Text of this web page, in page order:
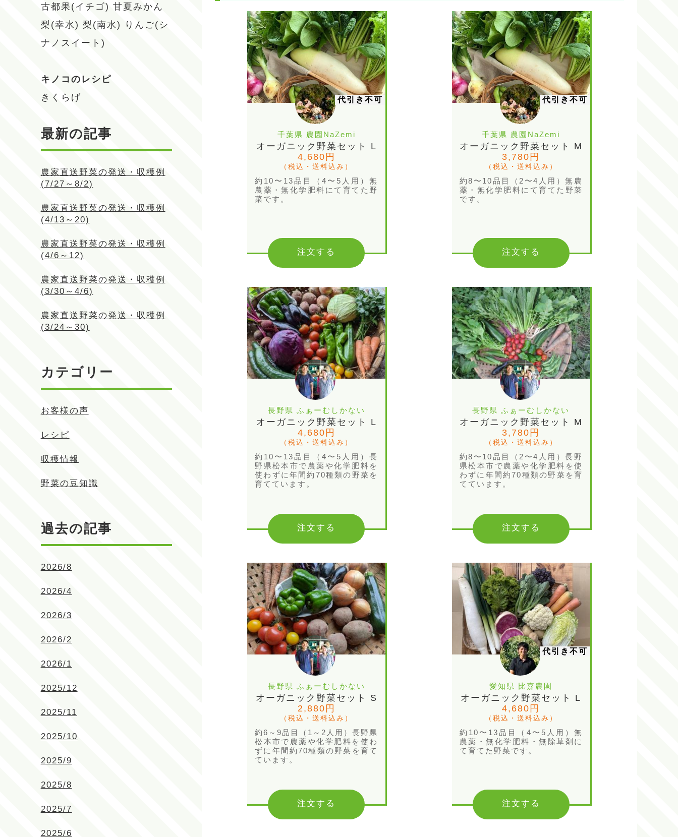
古都果(イチゴ) 甘夏みかん
梨(幸水) 梨(南水)
りんご(シ
ナノスイート)
キノコのレシピ
きくらげ
最新の記事
農家直送野菜の発送・収穫例
(7/27～8/2)
農家直送野菜の発送・収穫例
(4/13～20)
農家直送野菜の発送・収穫例
(4/6～12)
農家直送野菜の発送・収穫例
(3/30～4/6)
農家直送野菜の発送・収穫例
(3/24～30)
カテゴリー
お客様の声
レシピ
収穫情報
野菜の豆知識
過去の記事
2026/8
2026/4
2026/3
2026/2
2026/1
2025/12
2025/11
2025/10
2025/9
2025/8
2025/7
2025/6
代引き不可
千葉県 農園NaZemi
オーガニック野菜セット L
4,680円
（税込・送料込み）
約10〜13品目（4〜5人用）無
農薬・無化学肥料にて育てた野
菜です。
注文する
代引き不可
千葉県 農園NaZemi
オーガニック野菜セット M
3,780円
（税込・送料込み）
約8〜10品目（2〜4人用）無農
薬・無化学肥料にて育てた野菜
です。
注文する
長野県 ふぁーむしかない
オーガニック野菜セット L
4,680円
（税込・送料込み）
約10〜13品目（4〜5人用）長
野県松本市で農薬や化学肥料を
使わずに年間約70種類の野菜を
育てています。
注文する
長野県 ふぁーむしかない
オーガニック野菜セット M
3,780円
（税込・送料込み）
約8〜10品目（2〜4人用）長野
県松本市で農薬や化学肥料を使
わずに年間約70種類の野菜を育
てています。
注文する
長野県 ふぁーむしかない
オーガニック野菜セット S
2,880円
（税込・送料込み）
約6～9品目（1～2人用）長野県
松本市で農薬や化学肥料を使わ
ずに年間約70種類の野菜を育て
ています。
注文する
代引き不可
愛知県 比嘉農園
オーガニック野菜セット L
4,680円
（税込・送料込み）
約10〜13品目（4〜5人用）無
農薬・無化学肥料・無除草剤に
て育てた野菜です。
注文する